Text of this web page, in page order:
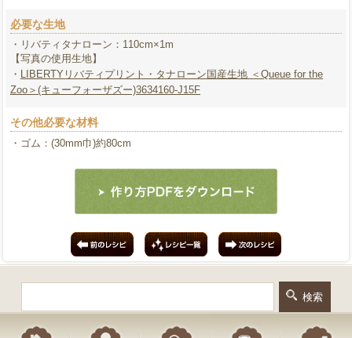
必要な生地
・リバティタナローン：110cm×1m
【写真の使用生地】
・ LIBERTYリバティプリント・タナローン国産生地 ＜Queue for the
Zoo＞(キューフォーザズー)3634160-J15F
その他必要な材料
・ゴム：(30mm巾)約80cm